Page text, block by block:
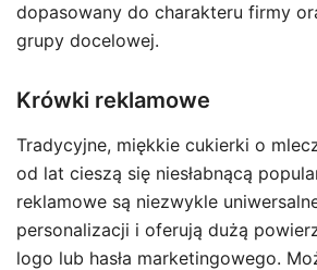
dopasowany do charakteru firmy
grupy docelowej.
Krówki reklamowe
Tradycyjne, miękkie cukierki o
od lat cieszą się niesłabnącą
reklamowe są niezwykle
personalizacji i oferują dużą
logo lub hasła marketingowego.